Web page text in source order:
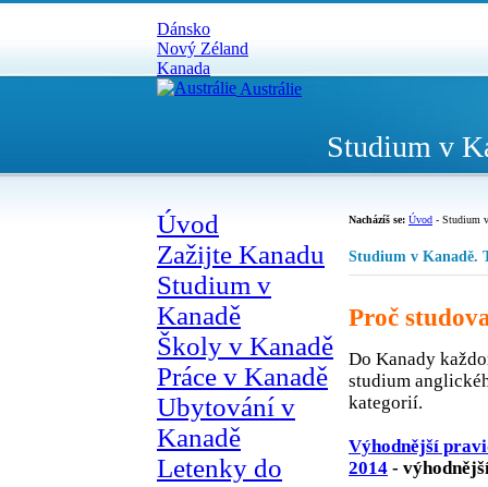
Dánsko
Nový Zéland
Kanada
Austrálie
Studium v
Úvod
Zažijte Kanadu
Studium v
Kanadě
Školy v Kanadě
Práce v Kanadě
Ubytování v
Kanadě
Letenky do
Nacházíš se: Úvod - Studium
Studium v Kanadě.
Proč
Do Kanady
studium
kategorií.
Výhodnější
2014 -